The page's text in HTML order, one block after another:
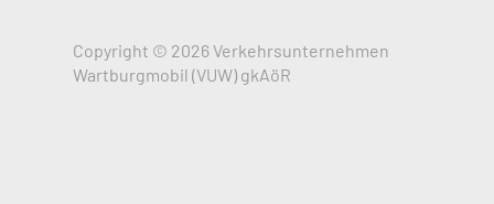
Copyright © 2026 Verkehrsunternehmen
Wartburgmobil (VUW) gkAöR